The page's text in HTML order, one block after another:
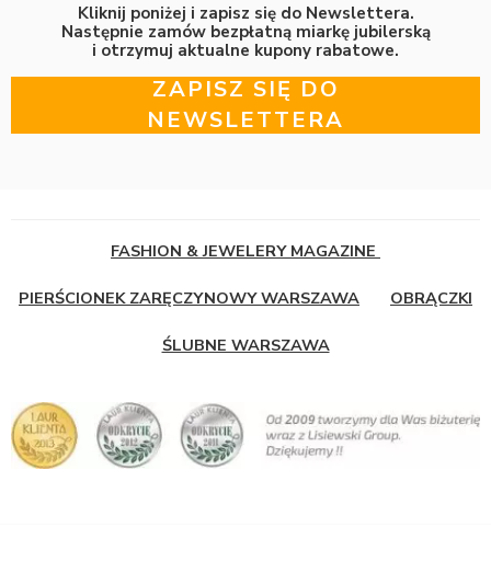
Kliknij poniżej i zapisz się do Newslettera.
Następnie zamów bezpłatną miarkę jubilerską
i otrzymuj aktualne kupony rabatowe.
ZAPISZ SIĘ DO
NEWSLETTERA
FASHION & JEWELERY MAGAZINE
PIERŚCIONEK ZARĘCZYNOWY WARSZAWA OBRĄCZKI
ŚLUBNE WARSZAWA